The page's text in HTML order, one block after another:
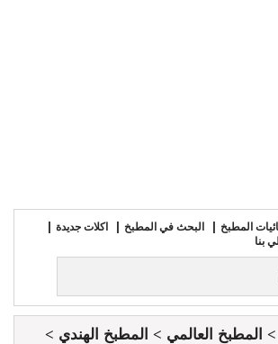
المطبخ البحث في المطبخ
اكلات جديدة
بنا
المطبخ العالمي
المطبخ الهندي